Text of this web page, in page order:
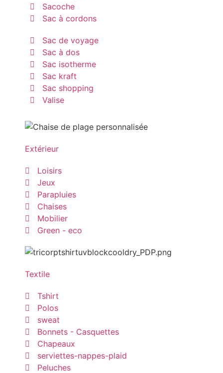
Sacoche
Sac à cordons
Sac de voyage
Sac à dos
Sac isotherme
Sac kraft
Sac shopping
Valise
Extérieur
Loisirs
Jeux
Parapluies
Chaises
Mobilier
Green - eco
Textile
Tshirt
Polos
sweat
Bonnets - Casquettes
Chapeaux
serviettes-nappes-plaid
Peluches